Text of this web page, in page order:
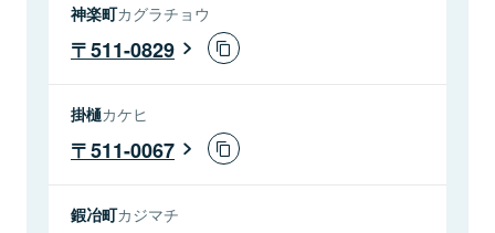
神楽町カグラチョウ
511-0829
掛樋カケヒ
511-0067
鍜冶町カジマチ